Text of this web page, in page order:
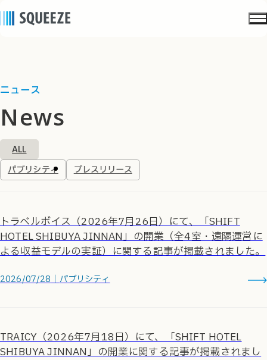
ニュース
news
ALL
パブリシティ
プレスリリース
トラベルボイス（2026年7月26日）にて、「SHIFT
HOTEL SHIBUYA JINNAN」の開業（全4室・遠隔運営に
よる収益モデルの実証）に関する記事が掲載されました。
2026/07/28｜パブリシティ
TRAICY（2026年7月18日）にて、「SHIFT HOTEL
SHIBUYA JINNAN」の開業に関する記事が掲載されまし